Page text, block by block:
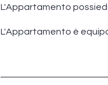
L'Appartamento
L'Appartamento è